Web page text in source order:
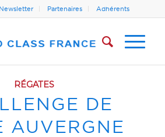
Newsletter Partenaires Adhérents
RÉGATES
DE
AUVERGNE